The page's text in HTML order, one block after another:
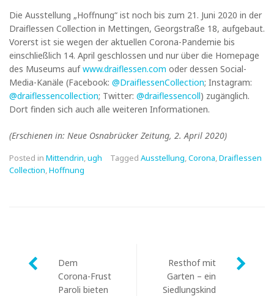
Die Ausstellung „Hoffnung“ ist noch bis zum 21. Juni 2020 in der
Draiflessen Collection in Mettingen, Georgstraße 18, aufgebaut.
Vorerst ist sie wegen der aktuellen Corona-Pandemie bis
einschließlich 14. April geschlossen und nur über die Homepage
des Museums aufwww.draiflessen.com oder dessen Social-
Media-Kanäle (Facebook: @DraiflessenCollection; Instagram:
@draiflessencollection; Twitter: @draiflessencoll) zugänglich.
Dort finden sich auch alle weiteren Informationen.
(Erschienen in: Neue Osnabrücker Zeitung, 2. April 2020)
Posted in Mittendrin,ugh Tagged Ausstellung,Corona,Draiflessen
Collection,Hoffnung
Post
navigation
Dem
Corona-Frust
Paroli bieten
Resthof mit
Garten – ein
Siedlungskind